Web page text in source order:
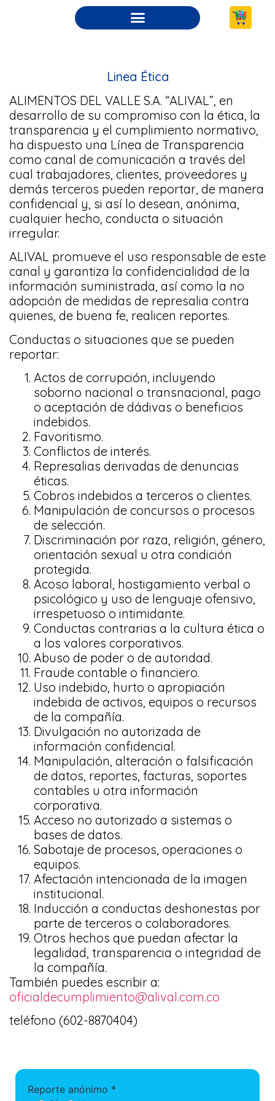
Linea Ética
ALIMENTOS DEL VALLE S.A. “ALIVAL”, en
desarrollo de su compromiso con la ética, la
transparencia y el cumplimiento normativo,
ha dispuesto una Línea de Transparencia
como canal de comunicación a través del
cual trabajadores, clientes, proveedores y
demás terceros pueden reportar, de manera
confidencial y, si así lo desean, anónima,
cualquier hecho, conducta o situación
irregular.
ALIVAL promueve el uso responsable de este
canal y garantiza la confidencialidad de la
información suministrada, así como la no
adopción de medidas de represalia contra
quienes, de buena fe, realicen reportes.
Conductas o situaciones que se pueden
reportar:
Actos de corrupción, incluyendo
soborno nacional o transnacional, pago
o aceptación de dádivas o beneficios
indebidos.
Favoritismo.
Conflictos de interés.
Represalias derivadas de denuncias
éticas.
Cobros indebidos a terceros o clientes.
Manipulación de concursos o procesos
de selección.
Discriminación por raza, religión, género,
orientación sexual u otra condición
protegida.
Acoso laboral, hostigamiento verbal o
psicológico y uso de lenguaje ofensivo,
irrespetuoso o intimidante.
Conductas contrarias a la cultura ética o
a los valores corporativos.
Abuso de poder o de autoridad.
Fraude contable o financiero.
Uso indebido, hurto o apropiación
indebida de activos, equipos o recursos
de la compañía.
Divulgación no autorizada de
información confidencial.
Manipulación, alteración o falsificación
de datos, reportes, facturas, soportes
contables u otra información
corporativa.
Acceso no autorizado a sistemas o
bases de datos.
Sabotaje de procesos, operaciones o
equipos.
Afectación intencionada de la imagen
institucional.
Inducción a conductas deshonestas por
parte de terceros o colaboradores.
Otros hechos que puedan afectar la
legalidad, transparencia o integridad de
la compañía.
También puedes escribir a:
oficialdecumplimiento@alival.com.co
teléfono (602-8870404)
Reporte anónimo *